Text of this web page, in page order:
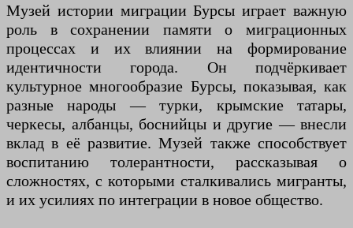
Музей истории миграции Бурсы играет важную
роль в сохранении памяти о миграционных
процессах и их влиянии на формирование
идентичности города. Он подчёркивает
культурное многообразие Бурсы, показывая, как
разные народы — турки, крымские татары,
черкесы, албанцы, боснийцы и другие — внесли
вклад в её развитие. Музей также способствует
воспитанию толерантности, рассказывая о
сложностях, с которыми сталкивались мигранты,
и их усилиях по интеграции в новое общество.